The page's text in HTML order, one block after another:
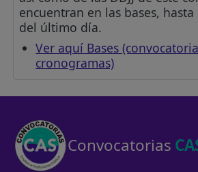
encuentran en las bases, hasta
del último día.
Ver aquí Bases
cronogramas)
Convocatorias